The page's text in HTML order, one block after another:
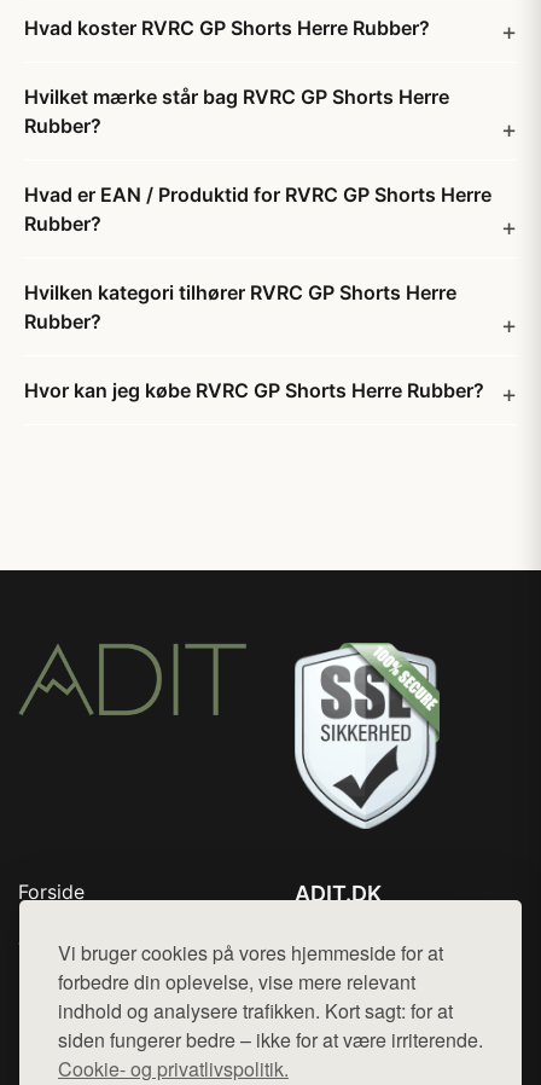
Vi bruger cookies på vores hjemmeside for at
forbedre din oplevelse, vise mere relevant
indhold og analysere trafikken. Kort sagt: for at
siden fungerer bedre – ikke for at være irriterende.
Cookie- og privatlivspolitik.
Hvad koster RVRC GP Shorts Herre Rubber?
Hvilket mærke står bag RVRC GP Shorts Herre
Rubber?
Hvad er EAN / Produktid for RVRC GP Shorts Herre
Rubber?
Hvilken kategori tilhører RVRC GP Shorts Herre
Rubber?
Hvor kan jeg købe RVRC GP Shorts Herre Rubber?
Forside
Top Rabatter
Blog
Kontakt
ADIT.DK
Mail: hej@want.dk
Cookie- og privatlivspolitik